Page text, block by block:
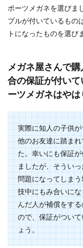
ポーツメガネを選びま
プルが付いているもの
トになったものを選び
メガネ屋さんで
合の保証が付い
ーツメガネはや
実際に知人の子供
他のお友達に踏ま
た。幸いにも保証
ましたが、そうい
問題になってしま
技中にもみ合いに
んだ人が補償をす
ので、保証がつい
ょう。